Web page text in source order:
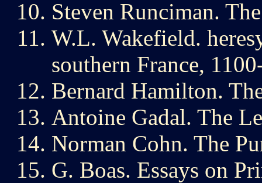
Steven Runciman.
W.L. Wakefield.
southern France,
Bernard Hamilton.
Antoine Gadal. The
Norman Cohn. The
G. Boas. Essays on